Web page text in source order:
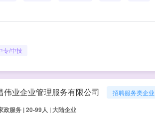
专/中技
伟业企业管理服务有限公司 招聘服务类企业
政服务 | 20-99人 | 大陆企业